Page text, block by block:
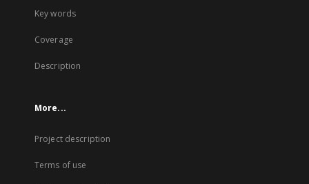
Key words
Coverage
Description
More...
Project description
Terms of use